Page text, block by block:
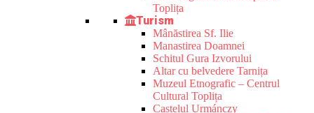
Toplița
Turism
Mânăstirea Sf. Ilie
Manastirea Doamnei
Schitul Gura Izvorului
Altar cu belvedere Tarnița
Muzeul Etnografic – Centrul
Cultural Toplița
Castelul Urmánczy